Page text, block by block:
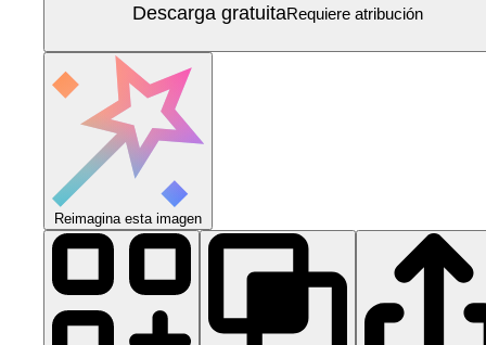
Descarga gratuitaRequiere atribución
Reimagina esta imagen